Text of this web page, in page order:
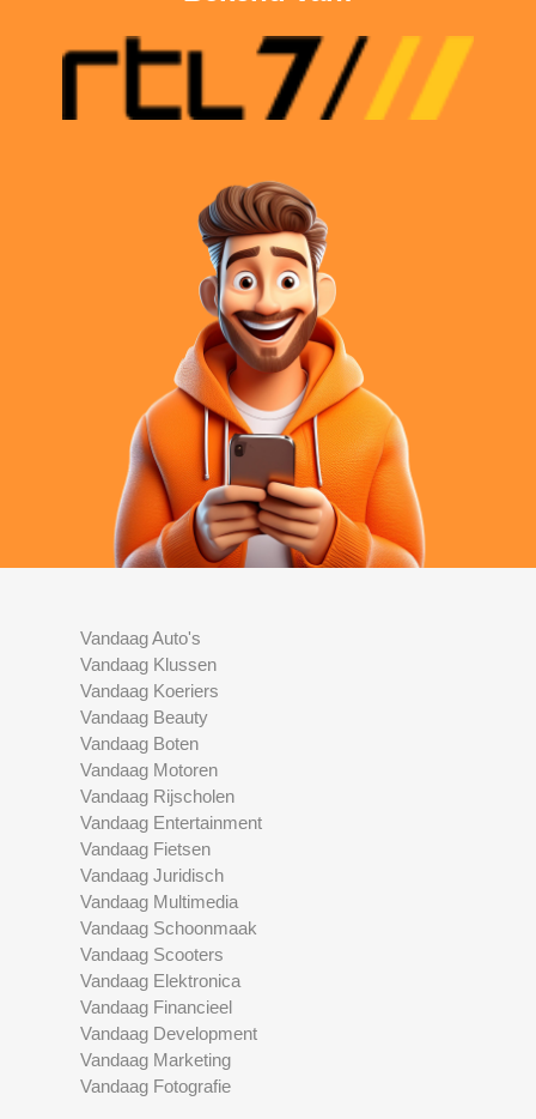
Vandaag Auto's
Vandaag Klussen
Vandaag Koeriers
Vandaag Beauty
Vandaag Boten
Vandaag Motoren
Vandaag Rijscholen
Vandaag Entertainment
Vandaag Fietsen
Vandaag Juridisch
Vandaag Multimedia
Vandaag Schoonmaak
Vandaag Scooters
Vandaag Elektronica
Vandaag Financieel
Vandaag Development
Vandaag Marketing
Vandaag Fotografie